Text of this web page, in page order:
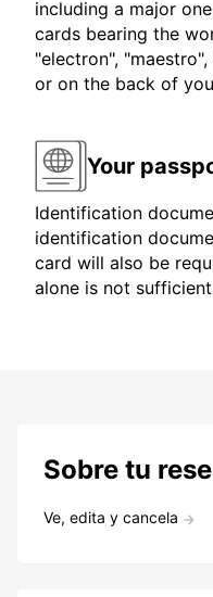
including a major
cards bearing the
"electron",
or on the back of
Your
Identification
identification
card will also be
alone is not
Sobre tu
Ve, edita y cancela